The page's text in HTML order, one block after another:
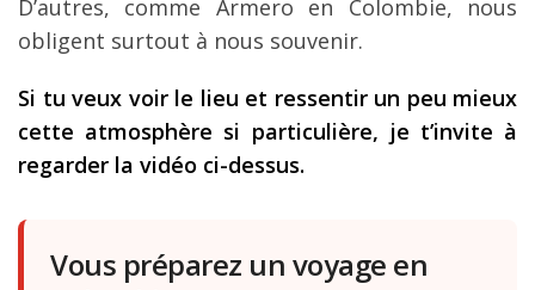
D’autres, comme Armero en Colombie, nous
obligent surtout à nous souvenir.
Si tu veux voir le lieu et ressentir un peu mieux
cette atmosphère si particulière, je t’invite à
regarder la vidéo ci-dessus.
Vous préparez un voyage en